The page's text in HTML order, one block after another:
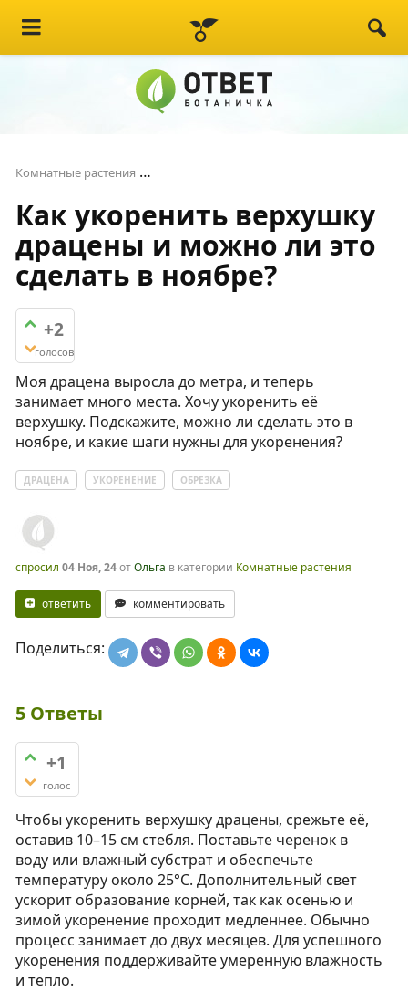
Комнатные растения
Как укоренить верхушку
драцены и можно ли это
сделать в ноябре?
+2
голосов
Моя драцена выросла до метра, и теперь
занимает много места. Хочу укоренить её
верхушку. Подскажите, можно ли сделать это в
ноябре, и какие шаги нужны для укоренения?
ДРАЦЕНА УКОРЕНЕНИЕ ОБРЕЗКА
спросил 04 Ноя, 24отОльга в категории Комнатные растения
ответить комментировать
Поделиться:
5 Ответы
+1
голос
Чтобы укоренить верхушку драцены, срежьте её,
оставив 10–15 см стебля. Поставьте черенок в
воду или влажный субстрат и обеспечьте
температуру около 25°C. Дополнительный свет
ускорит образование корней, так как осенью и
зимой укоренение проходит медленнее. Обычно
процесс занимает до двух месяцев. Для успешного
укоренения поддерживайте умеренную влажность
и тепло.